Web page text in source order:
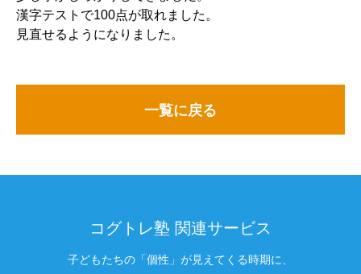
漢字テストで100点が取れました。
見直せるようになりました。
一覧に戻る
コグトレ塾 関連サービス
子どもたちの「個性」が見えてくる時期に、